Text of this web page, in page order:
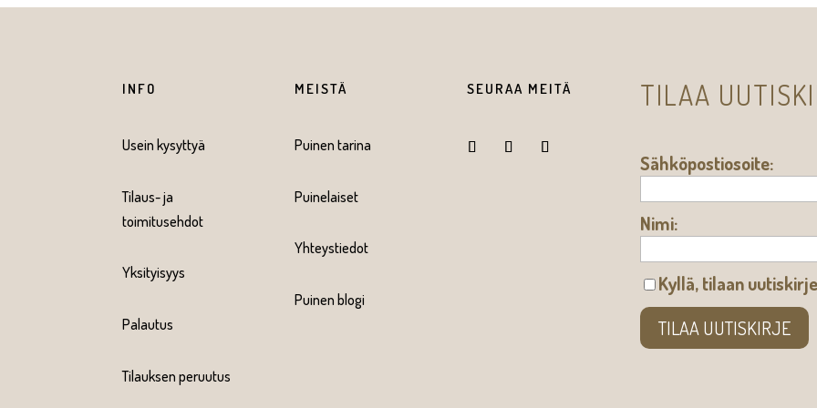
INFO
Usein kysyttyä
Tilaus- ja
toimitusehdot
Yksityisyys
Palautus
Tilauksen peruutus
MEISTÄ
Puinen tarina
Puinelaiset
Yhteystiedot
Puinen blogi
SEURAA MEITÄ TILAA
Sähköpostiosoite:
Nimi:
Kyllä, tilaan